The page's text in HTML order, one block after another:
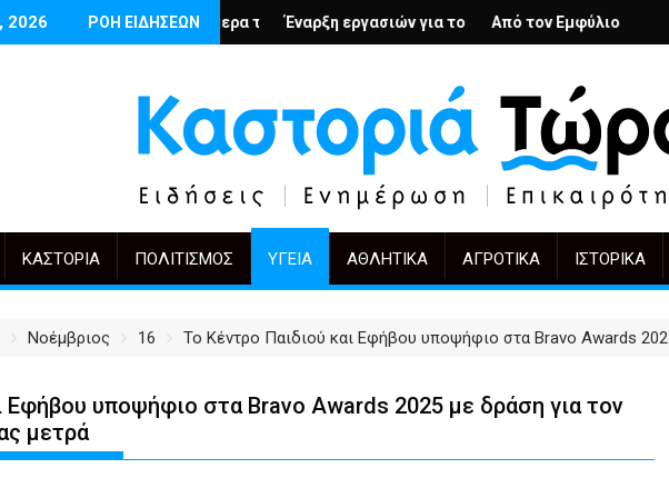
2026 ΡΟΗ ΕΙΔΗΣΕΩΝ
ανάγκη και την υπερβολή
σήμερα τους Αρμένιους; – Ο Άρμιν Βέγκνερ απέναντι στη λήθη
Έναρξη εργασιών για το Κέντρο Ημέρας Ολικής Φροντίδας στην
Από τον Εμφύλιο στην Πόλωση: το ίδιο
KIFF 51: Η
ΚΑΣΤΟΡΙΆ ΠΟΛΙΤΙΣΜΌΣ ΥΓΕΊΑ ΑΘΛΗΤΙΚΆ ΑΓΡΟΤΙΚΆ ΙΣΤΟΡΙΚΆ
Νοέμβριος 16 Το Κέντρο Παιδιού και Εφήβου υποψήφιο στα Bravo Awards
Εφήβου υποψήφιο στα Bravo Awards 2025 με δράση για τον
μετρά